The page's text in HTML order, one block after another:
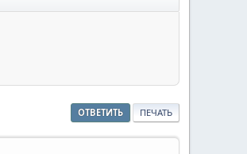
ОТВЕТИТЬ ПЕЧАТЬ